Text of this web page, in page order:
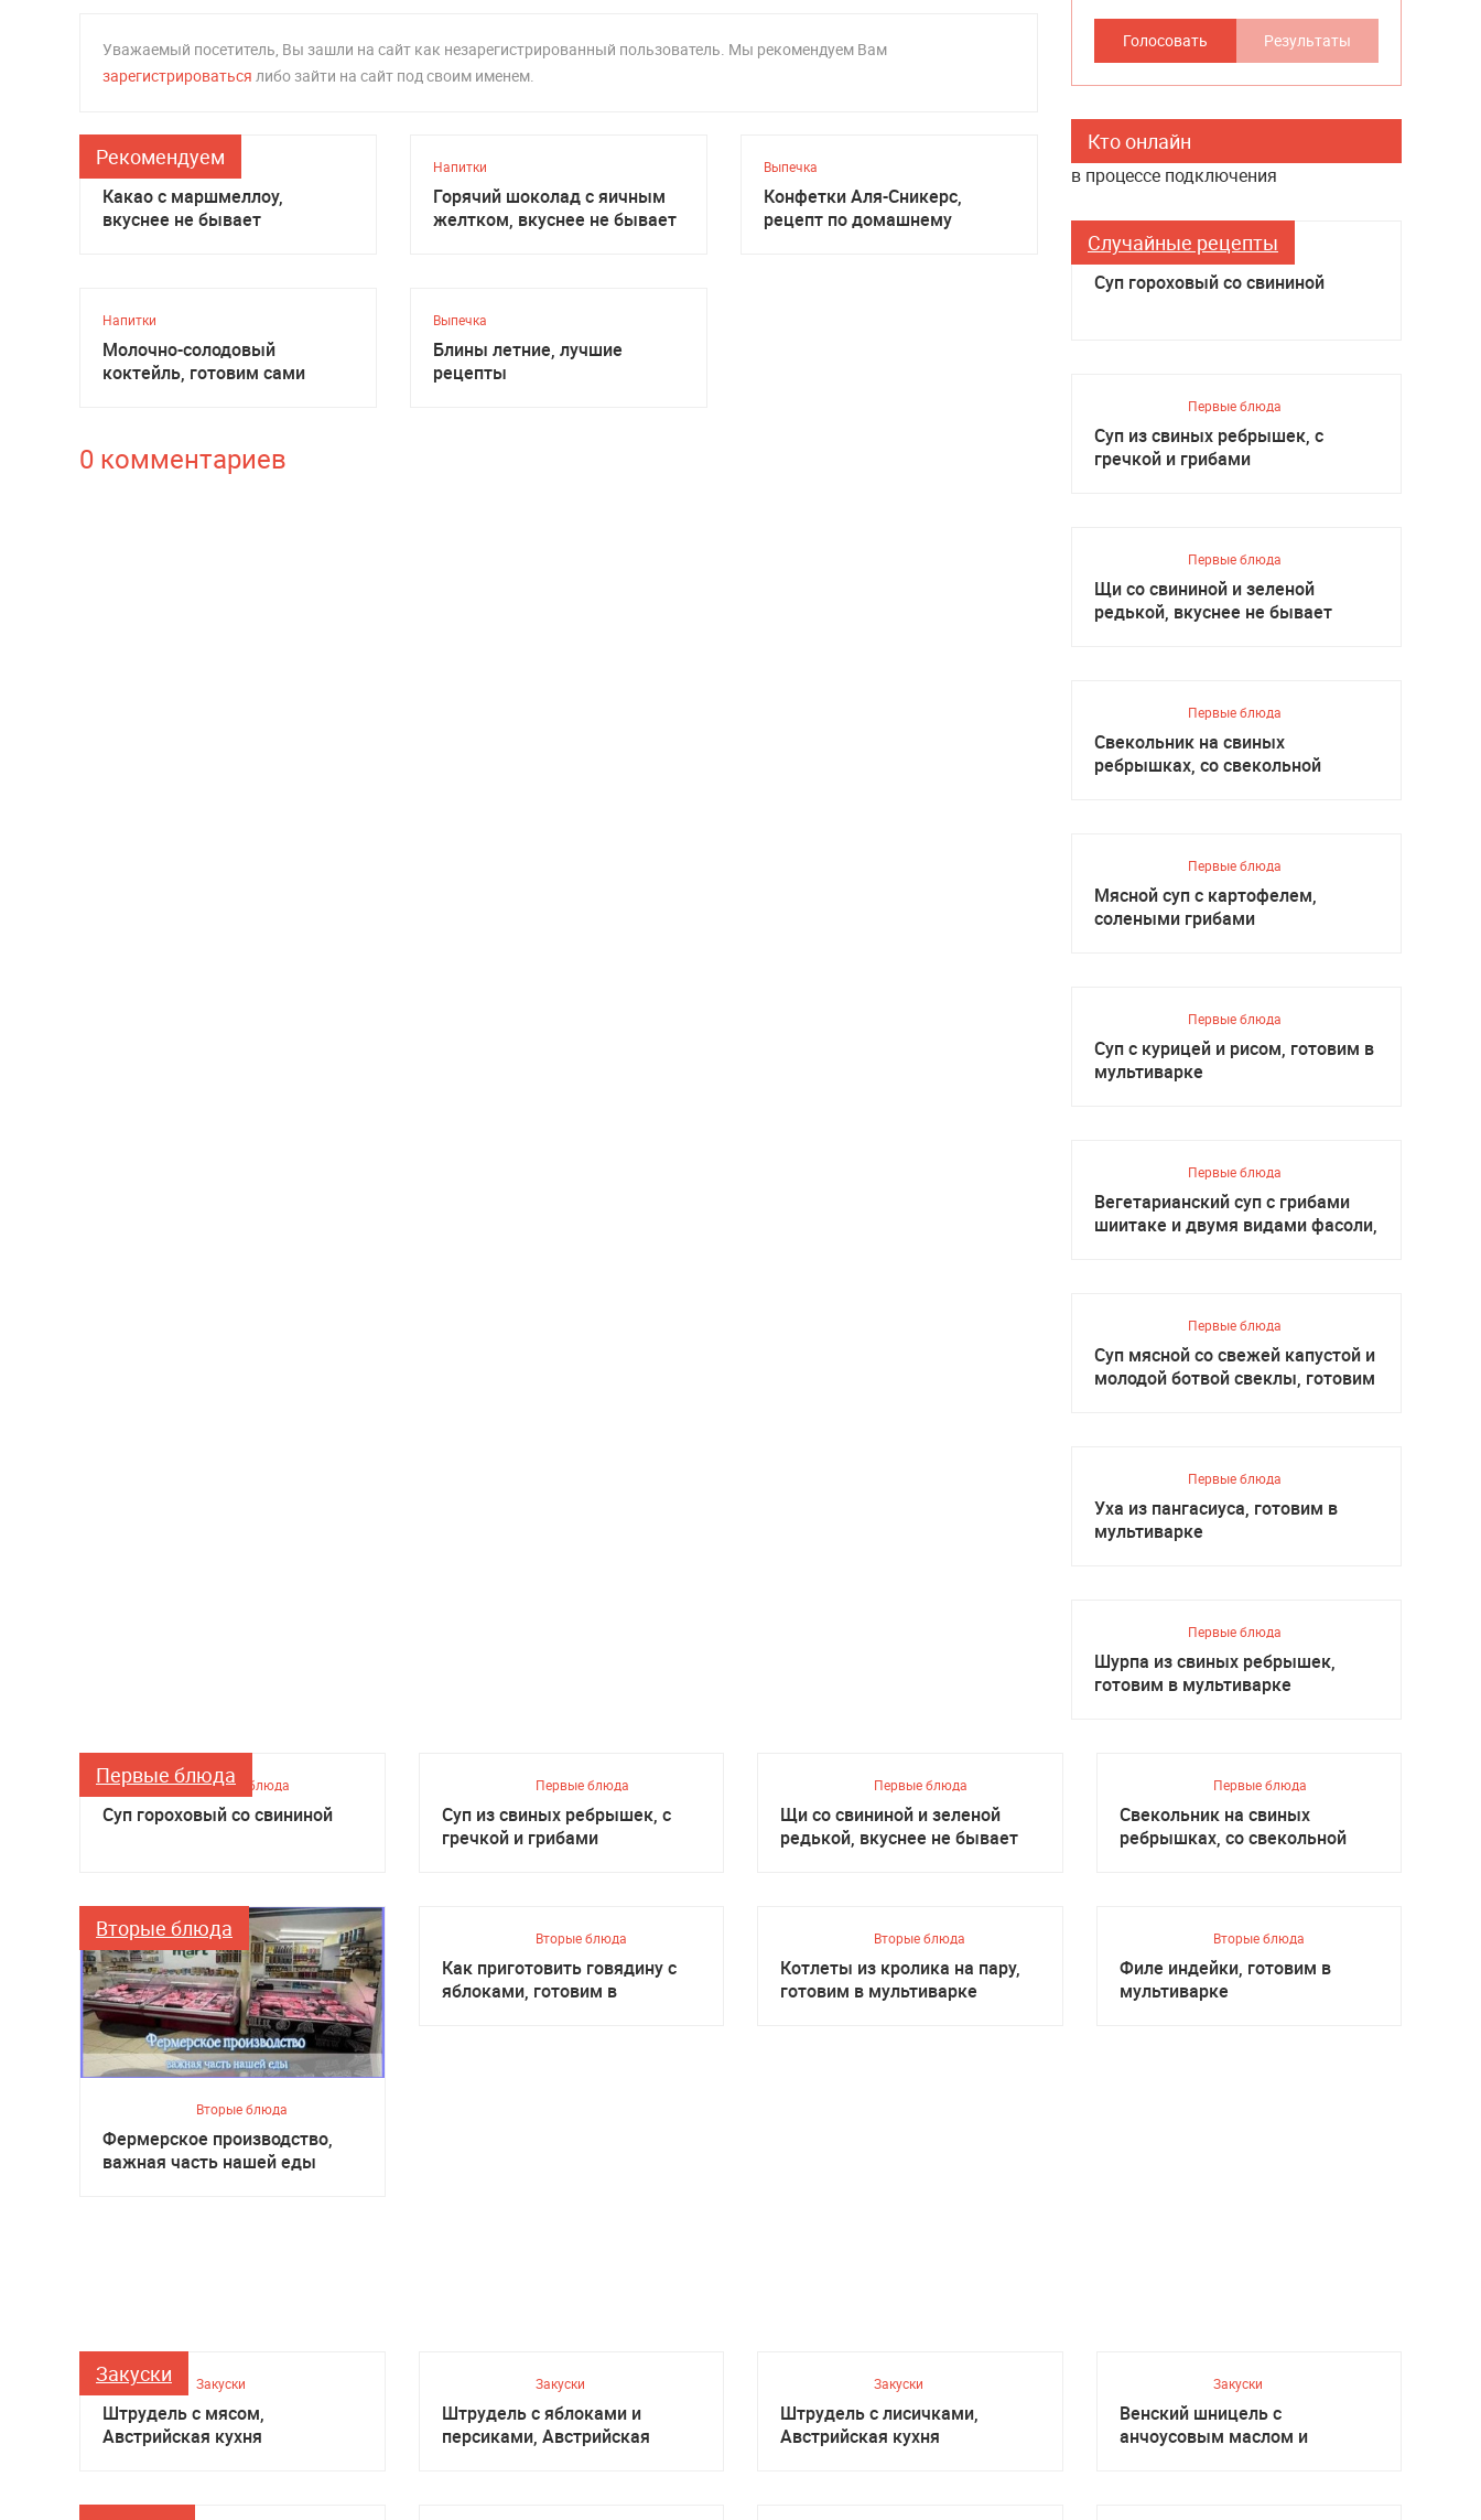
Уважаемый посетитель, Вы зашли на сайт как незарегистрированный пользователь. Мы рекомендуем Вам
зарегистрироваться либо зайти на сайт под своим именем.
Рекомендуем
Напитки
Какао с маршмеллоу,
вкуснее не бывает
Напитки
Горячий шоколад с яичным
желтком, вкуснее не бывает
Выпечка
Конфетки Аля-Сникерс,
рецепт по домашнему
Напитки
Молочно-солодовый
коктейль, готовим сами
Выпечка
Блины летние, лучшие
рецепты
0 комментариев
Голосовать Результаты
Кто онлайн
в процессе подключения
Случайные рецепты
Первые блюда
Суп гороховый со свининой
Первые блюда
Суп из свиных ребрышек, с
гречкой и грибами
Первые блюда
Щи со свининой и зеленой
редькой, вкуснее не бывает
Первые блюда
Свекольник на свиных
ребрышках, со свекольной
Первые блюда
Мясной суп с картофелем,
солеными грибами
Первые блюда
Суп с курицей и рисом, готовим в
мультиварке
Первые блюда
Вегетарианский суп с грибами
шиитаке и двумя видами фасоли,
Первые блюда
Суп мясной со свежей капустой и
молодой ботвой свеклы, готовим
Первые блюда
Уха из пангасиуса, готовим в
мультиварке
Первые блюда
Шурпа из свиных ребрышек,
готовим в мультиварке
Первые блюдаПервые блюда
Суп гороховый со свининой
Первые блюда
Суп из свиных ребрышек, с
гречкой и грибами
Первые блюда
Щи со свининой и зеленой
редькой, вкуснее не бывает
Первые блюда
Свекольник на свиных
ребрышках, со свекольной
Вторые блюда
Вторые блюда
Фермерское производство,
важная часть нашей еды
Вторые блюда
Как приготовить говядину с
яблоками, готовим в
Вторые блюда
Котлеты из кролика на пару,
готовим в мультиварке
Вторые блюда
Филе индейки, готовим в
мультиварке
Закуски Закуски
Штрудель с мясом,
Австрийская кухня
Закуски
Штрудель с яблоками и
персиками, Австрийская
Закуски
Штрудель с лисичками,
Австрийская кухня
Закуски
Венский шницель с
анчоусовым маслом и